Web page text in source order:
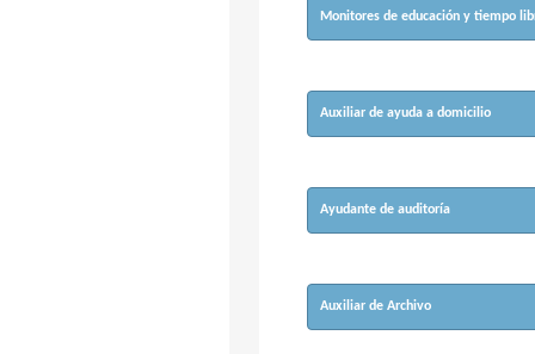
Monitores de educación y tiempo
Auxiliar de ayuda a domicilio
Ayudante de auditoría
Auxiliar de Archivo